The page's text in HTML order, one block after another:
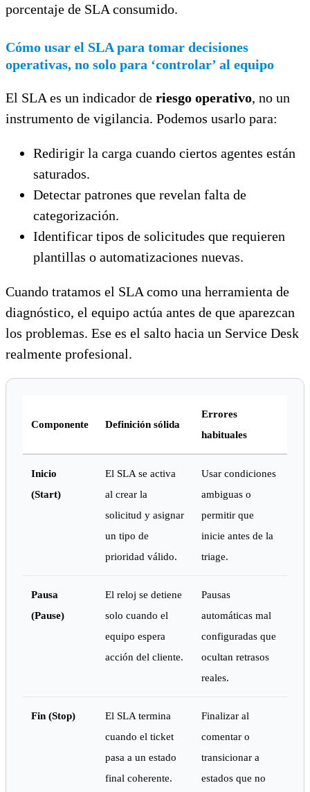
porcentaje de SLA consumido.
Cómo usar el SLA para tomar decisiones
operativas, no solo para ‘controlar’ al equipo
El SLA es un indicador de riesgo operativo, no un
instrumento de vigilancia. Podemos usarlo para:
Redirigir la carga cuando ciertos agentes están
saturados.
Detectar patrones que revelan falta de
categorización.
Identificar tipos de solicitudes que requieren
plantillas o automatizaciones nuevas.
Cuando tratamos el SLA como una herramienta de
diagnóstico, el equipo actúa antes de que aparezcan
los problemas. Ese es el salto hacia un Service Desk
realmente profesional.
Componente Definición sólida
Errores
habituales
Inicio
(Start)
El SLA se activa
al crear la
solicitud y asignar
un tipo de
prioridad válido.
Usar condiciones
ambiguas o
permitir que
inicie antes de la
triage.
Pausa
(Pause)
El reloj se detiene
solo cuando el
equipo espera
acción del cliente.
Pausas
automáticas mal
configuradas que
ocultan retrasos
reales.
Fin (Stop)
El SLA termina
cuando el ticket
pasa a un estado
final coherente.
Finalizar al
comentar o
transicionar a
estados que no